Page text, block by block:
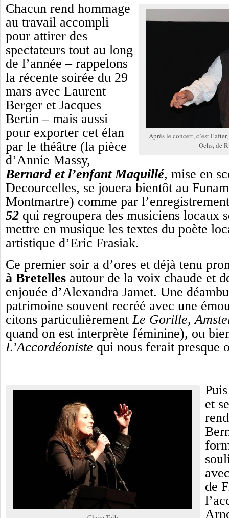
Après le concert, c’est
Ochs, de
Chacun rend hommage
au travail accompli
pour attirer des
spectateurs tout au long
de l’année – rappelons
la récente soirée du 29
mars avec Laurent
Berger et Jacques
Bertin – mais aussi
pour exporter cet élan
par le théâtre (la pièce
d’Annie Massy,
Bernard et l’enfant Maquillé, mise en
Decourcelles, se jouera bientôt au
Montmartre) comme par
52 qui regroupera des musiciens locaux
mettre en musique les textes du poète
artistique d’Eric Frasiak.
Ce premier soir a d’ores et déjà tenu
à Bretelles autour de la voix chaude et
enjouée d’Alexandra Jamet. Une
patrimoine souvent recréé avec une
citons particulièrement Le Gorille,
quand on est interprète féminine), ou
L’Accordéoniste qui nous ferait presque
et
de